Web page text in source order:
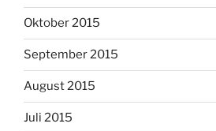
Oktober 2015
September 2015
August 2015
Juli 2015